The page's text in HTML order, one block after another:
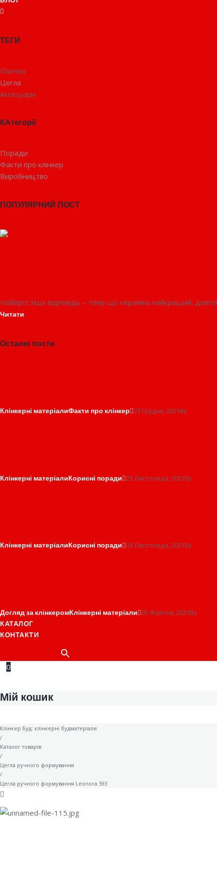
ТЕГИ
Плитка
Цегла
Аксесуари
КАтегорії
Поради
Факти про клінкер
Виробництво
ПОПУЛЯРНИЙ ПОСТ
Найпростіша відповідь – тому що кераміка найкращий,
Читати
Останні пости
Клінкерні матеріалиФакти про клінкер 23 Грудня, 2021By
Клінкерні матеріалиКорисні поради 25 Листопада, 2021By
Клінкерні матеріалиКорисні поради 03 Листопада, 2021By
Догляд за клінкеромКлінкерні матеріали 05 Жовтня, 2021By
КАТАЛОГ
КОНТАКТИ
0
Мій кошик
Клінкер Буд: клінкерні будматеріали
/
Каталог товарів
/
Цегла ручного формування
/
Цегла ручного формування Leonora 593